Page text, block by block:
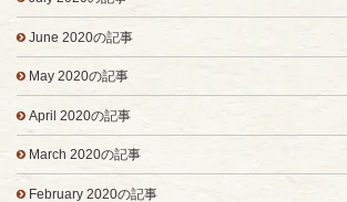
June 2020の記事
May 2020の記事
April 2020の記事
March 2020の記事
February 2020の記事